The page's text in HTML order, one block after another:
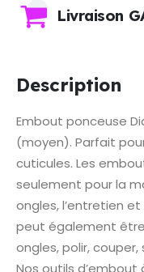
Livraison
Description
Embout ponceuse
(moyen). Parfait
cuticules. Les
seulement pour la
ongles, l’entretien
peut également
ongles, polir,
Nos outils d’embout